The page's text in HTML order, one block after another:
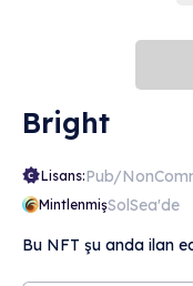
Bright
Lisans:Pub/
MintlenmişSolSea'de
Bu NFT şu anda ilan